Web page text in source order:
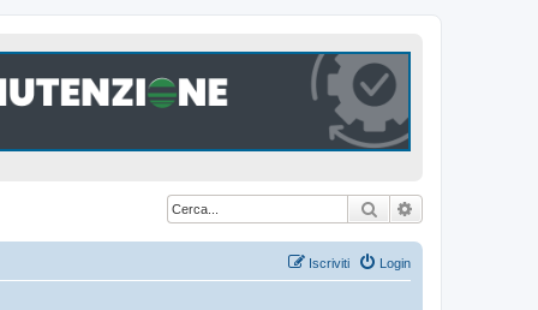
Cerca
Login
Iscriviti